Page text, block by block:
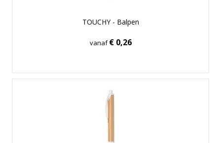
TOUCHY - Balpen
vanaf€ 0,26